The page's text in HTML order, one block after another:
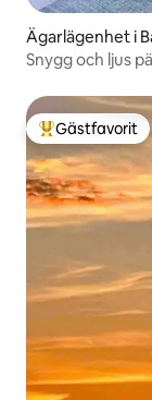
Ägarlägenhet i
Snygg och ljus
Populär
Gästfavorit